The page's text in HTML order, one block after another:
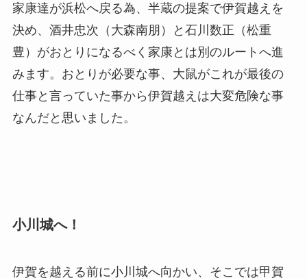
家康達が浜松へ戻る為、半蔵の提案で伊賀越えを
決め、酒井忠次（大森南朋）と石川数正（松重
豊）がおとりになるべく家康とは別のルートへ進
みます。おとりが必要な事、大鼠がこれが最後の
仕事と言っていた事から伊賀越えは大変危険な事
なんだと思いました。
小川城へ！
伊賀を越える前に小川城へ向かい、そこでは甲賀